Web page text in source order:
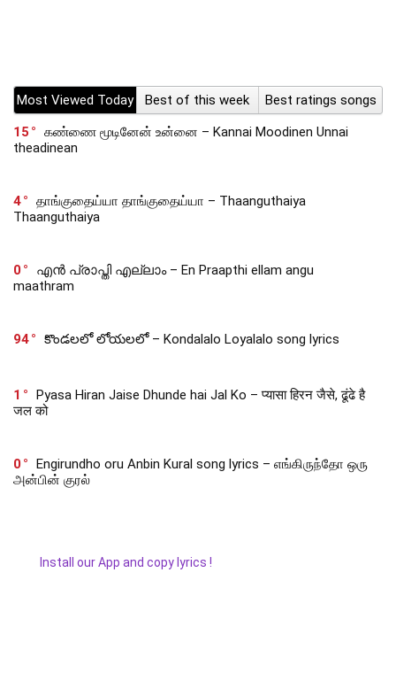
Most Viewed Today Best of this week
Best ratings songs
15
கண்ணை மூடினேன் உன்னை – Kannai Moodinen Unnai
theadinean
4
தாங்குதைய்யா தாங்குதைய்யா – Thaanguthaiya
Thaanguthaiya
0
എൻ പ്രാപ്തി എല്ലാം – En Praapthi ellam angu
maathram
94 కొండలలో లోయలలో – Kondalalo Loyalalo song lyrics
1
Pyasa Hiran Jaise Dhunde hai Jal Ko – प्यासा हिरन जैसे, ढूंढे है
जल को
0
Engirundho oru Anbin Kural song lyrics – எங்கிருந்தோ ஒரு
அன்பின் குரல்
Install our App and copy lyrics !